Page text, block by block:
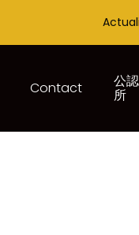
Contact 公
所
–